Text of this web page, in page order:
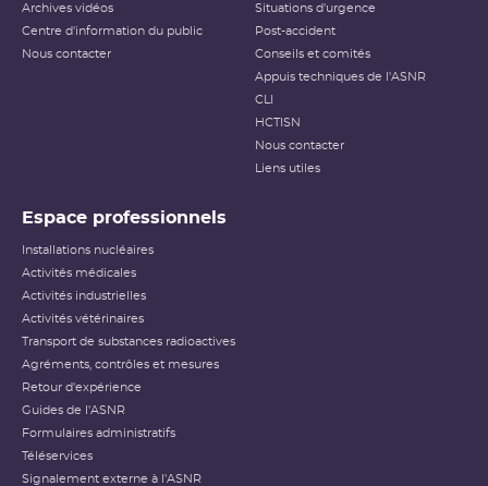
Archives vidéos
Centre d'information du public
Nous contacter
Situations d'urgence
Post-accident
Conseils et comités
Appuis techniques de l'ASNR
CLI
HCTISN
Nous contacter
Liens utiles
Espace professionnels
Installations nucléaires
Activités médicales
Activités industrielles
Activités vétérinaires
Transport de substances radioactives
Agréments, contrôles et mesures
Retour d'expérience
Guides de l'ASNR
Formulaires administratifs
Téléservices
Signalement externe à l'ASNR